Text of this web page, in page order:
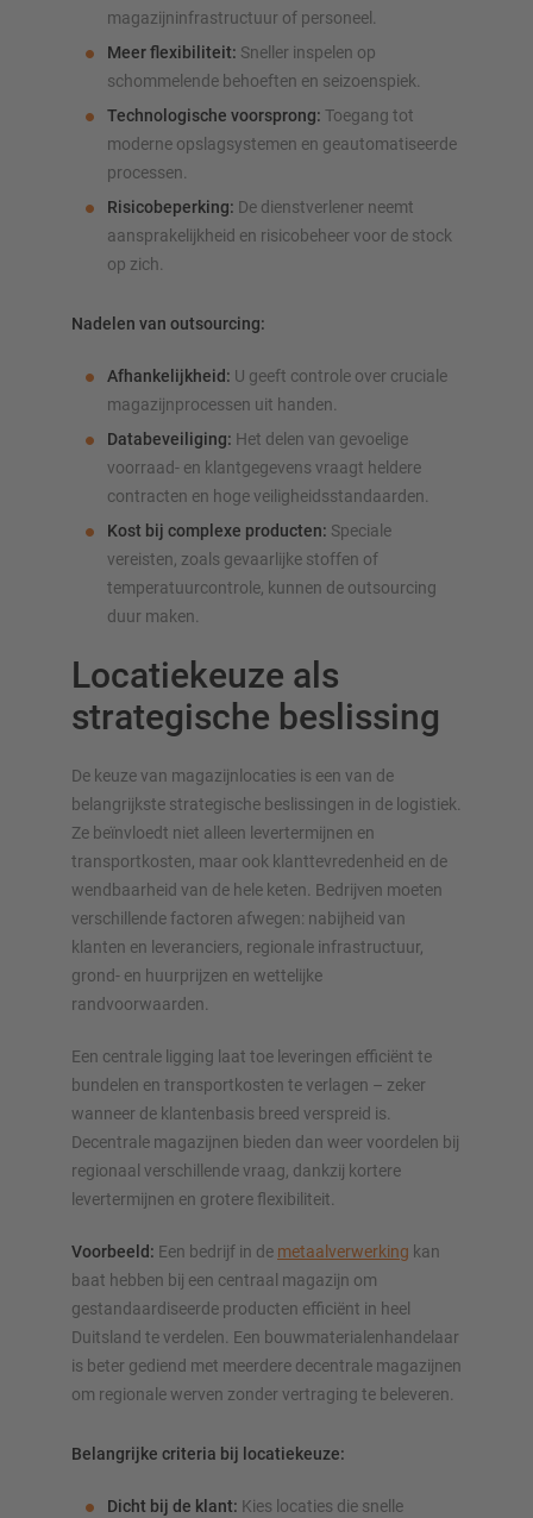
magazijninfrastructuur of personeel.
Meer flexibiliteit: Sneller inspelen op
schommelende behoeften en seizoenspiek.
Technologische voorsprong: Toegang tot
moderne opslagsystemen en geautomatiseerde
processen.
Risicobeperking: De dienstverlener neemt
aansprakelijkheid en risicobeheer voor de stock
op zich.
Nadelen van outsourcing:
Afhankelijkheid: U geeft controle over cruciale
magazijnprocessen uit handen.
Databeveiliging: Het delen van gevoelige
voorraad- en klantgegevens vraagt heldere
contracten en hoge veiligheidsstandaarden.
Kost bij complexe producten: Speciale
vereisten, zoals gevaarlijke stoffen of
temperatuurcontrole, kunnen de outsourcing
duur maken.
Locatiekeuze als
strategische beslissing
De keuze van magazijnlocaties is een van de
belangrijkste strategische beslissingen in de logistiek.
Ze beïnvloedt niet alleen levertermijnen en
transportkosten, maar ook klanttevredenheid en de
wendbaarheid van de hele keten. Bedrijven moeten
verschillende factoren afwegen: nabijheid van
klanten en leveranciers, regionale infrastructuur,
grond- en huurprijzen en wettelijke
randvoorwaarden.
Een centrale ligging laat toe leveringen efficiënt te
bundelen en transportkosten te verlagen – zeker
wanneer de klantenbasis breed verspreid is.
Decentrale magazijnen bieden dan weer voordelen bij
regionaal verschillende vraag, dankzij kortere
levertermijnen en grotere flexibiliteit.
Voorbeeld: Een bedrijf in de metaalverwerking kan
baat hebben bij een centraal magazijn om
gestandaardiseerde producten efficiënt in heel
Duitsland te verdelen. Een bouwmaterialenhandelaar
is beter gediend met meerdere decentrale magazijnen
om regionale werven zonder vertraging te beleveren.
Belangrijke criteria bij locatiekeuze:
Dicht bij de klant: Kies locaties die snelle